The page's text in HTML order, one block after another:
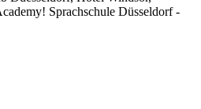
Sprachschule Düsseldorf -